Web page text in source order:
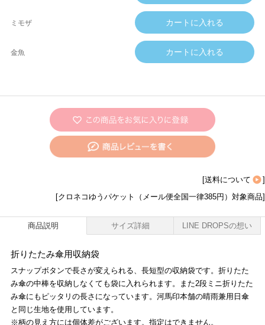
ミモザ
金魚
[送料について
]
[クロネコゆうパケット（メール便全国一律385円）対象商品]
商品説明 サイズ詳細 LINE DROPSの想い
折りたたみ傘用収納袋
スナップボタンで長さが変えられる、長短型の収納袋です。折りたた
み傘の中棒を収納しなくても袋に入れられます。また2段ミニ折りたた
み傘にもピッタリの長さになっています。河馬印本舗の晴雨兼用日傘
と同じ生地を使用しています。
※柄の見え方には個体差がございます。指定はできません。